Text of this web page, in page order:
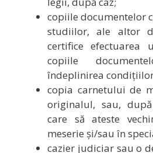
copiile documentelor
studiilor, ale altor
certifice efectuarea
copiile
îndeplinirea
copia carnetului de
originalul, sau,
care să ateste
meserie și/sau în
cazier judiciar sau o